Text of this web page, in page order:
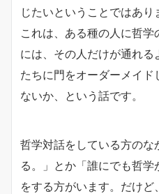
じたいということではあり
これは、ある種の人に哲
には、 その人だけが通れる
たちに門をオーダーメイド
ないか、という話です。
哲学対話をしている方のな
る。」とか「誰にでも哲学
をする方がいます。だけ